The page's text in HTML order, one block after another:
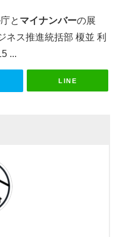
と マイナンバーの展
ネス推進統括部 榎並 利
...
LINE